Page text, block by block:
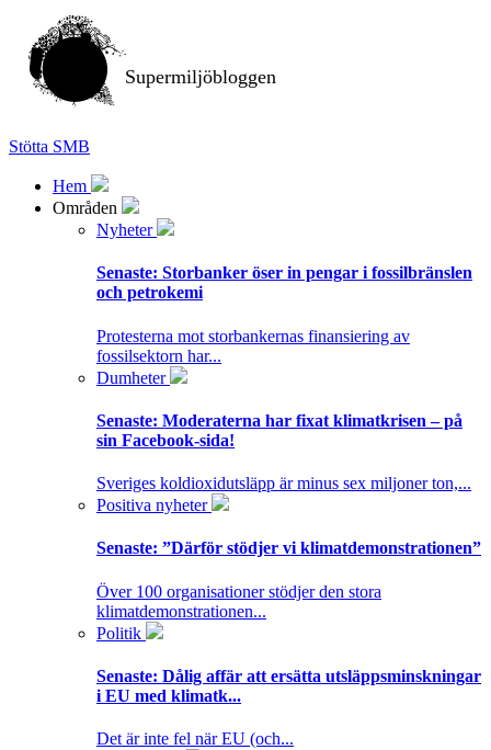
Supermiljöbloggen
Stötta SMB
Hem
Områden
Nyheter
Senaste: Storbanker öser in pengar i fossilbränslen
och petrokemi
Protesterna mot storbankernas finansiering av
fossilsektorn har...
Dumheter
Senaste: Moderaterna har fixat klimatkrisen – på
sin Facebook-sida!
Sveriges koldioxidutsläpp är minus sex miljoner ton,...
Positiva nyheter
Senaste: ”Därför stödjer vi klimatdemonstrationen”
Över 100 organisationer stödjer den stora
klimatdemonstrationen...
Politik
Senaste: Dålig affär att ersätta utsläppsminskningar
i EU med klimatk...
Det är inte fel när EU (och...